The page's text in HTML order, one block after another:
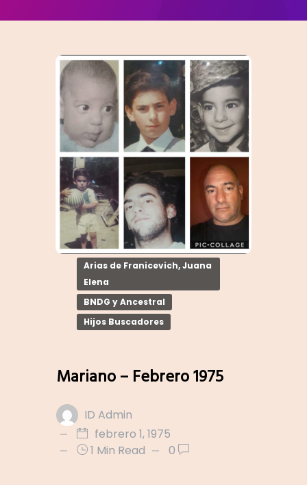
Arias de Franicevich, Juana
Elena
BNDG y Ancestral
Hijos Buscadores
Mariano – Febrero 1975
ID Admin
febrero 1, 1975
1 Min Read
0